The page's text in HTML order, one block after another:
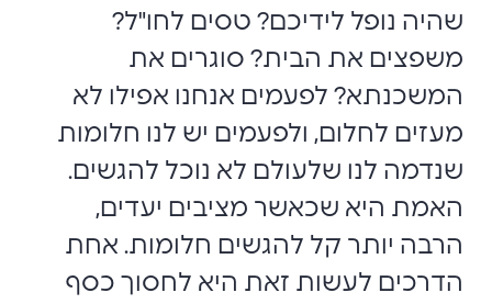
שהיה נופל לידיכם? טסים לחו"ל?
משפצים את הבית? סוגרים את
המשכנתא? לפעמים אנחנו אפילו לא
מעזים לחלום, ולפעמים יש לנו חלומות
שנדמה לנו שלעולם לא נוכל להגשים.
האמת היא שכאשר מציבים יעדים,
הרבה יותר קל להגשים חלומות. אחת
הדרכים לעשות זאת היא לחסוך כסף